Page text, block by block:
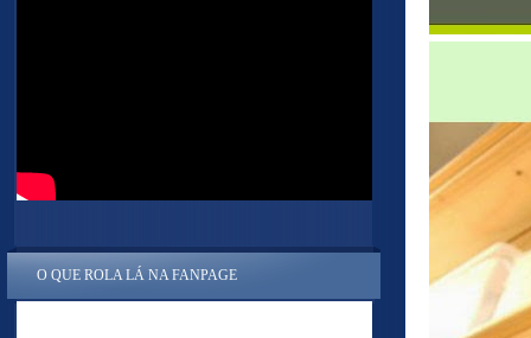
O QUE ROLA LÁ NA FANPAGE